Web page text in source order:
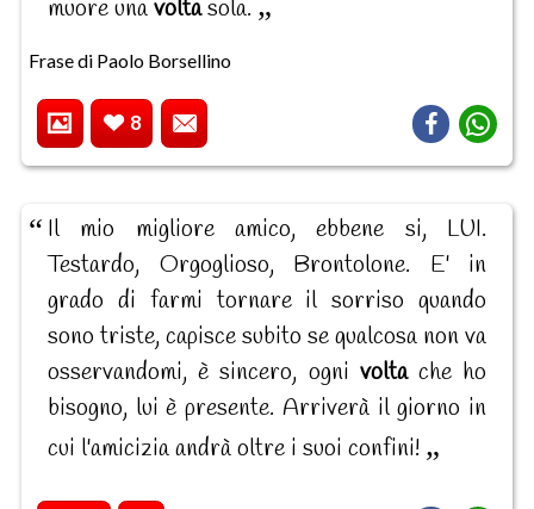
muore unavoltasola.
Frase di Paolo Borsellino
8
Il mio migliore amico, ebbene si, LUI.
Testardo, Orgoglioso, Brontolone. E' in
grado di farmi tornare il sorriso quando
sono triste, capisce subito se qualcosa non va
osservandomi, è sincero, ogni voltache ho
bisogno, lui è presente. Arriverà il giorno in
cui l'amicizia andrà oltre i suoi confini!